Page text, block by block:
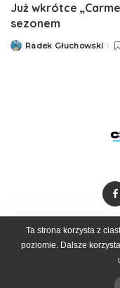
Już wkrótce
sezonem
PostedRadek Głuchowski
Dołącz do
©
Ta strona korzysta z
poziomie. Dalsze